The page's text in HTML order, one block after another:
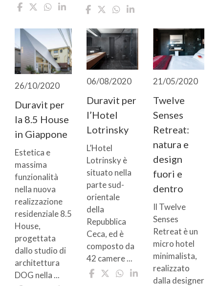
26/10/2020
Duravit per
la 8.5 House
in Giappone
Estetica e
massima
funzionalità
nella nuova
realizzazione
residenziale 8.5
House,
progettata
dallo studio di
architettura
DOG nella ...
06/08/2020
Duravit per
l’Hotel
Lotrinsky
L’Hotel
Lotrinsky è
situato nella
parte sud-
orientale
della
Repubblica
Ceca, ed è
composto da
42 camere ...
21/05/2020
Twelve
Senses
Retreat:
natura e
design
fuori e
dentro
Il Twelve
Senses
Retreat è un
micro hotel
minimalista,
realizzato
dalla designer